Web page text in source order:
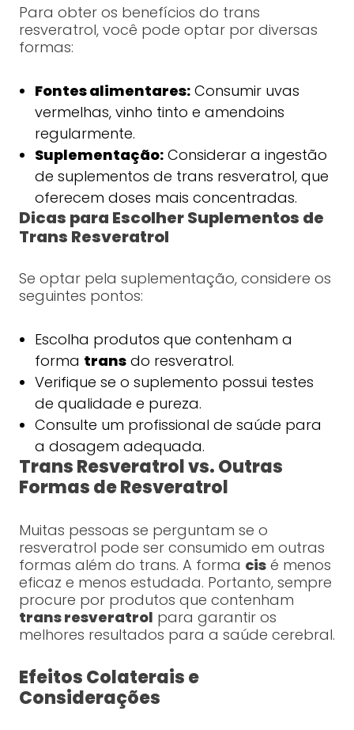
Para obter os benefícios do trans
resveratrol, você pode optar por diversas
formas:
Fontes alimentares:Consumir uvas
vermelhas, vinho tinto e amendoins
regularmente.
Suplementação:Considerar a ingestão
de suplementos de trans resveratrol, que
oferecem doses mais concentradas.
Dicas para Escolher Suplementos de
Trans Resveratrol
Se optar pela suplementação, considere os
seguintes pontos:
Escolha produtos que contenham a
forma transdo resveratrol.
Verifique se o suplemento possui testes
de qualidade e pureza.
Consulte um profissional de saúde para
a dosagem adequada.
Trans Resveratrol vs. Outras
Formas de Resveratrol
Muitas pessoas se perguntam se o
resveratrol pode ser consumido em outras
formas além do trans. A forma cisé menos
eficaz e menos estudada. Portanto, sempre
procure por produtos que contenham
trans resveratrol para garantir os
melhores resultados para a saúde cerebral.
Efeitos Colaterais e
Considerações